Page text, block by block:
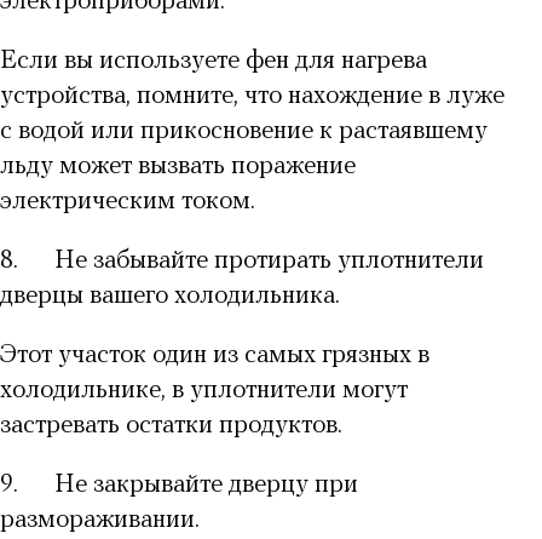
Если вы используете фен для нагрева
устройства, помните, что нахождение в луже
с водой или прикосновение к растаявшему
льду может вызвать поражение
электрическим током.
8.
Не забывайте протирать уплотнители
дверцы вашего холодильника.
Этот участок один из самых грязных в
холодильнике, в уплотнители могут
застревать остатки продуктов.
9.
Не закрывайте дверцу при
размораживании.